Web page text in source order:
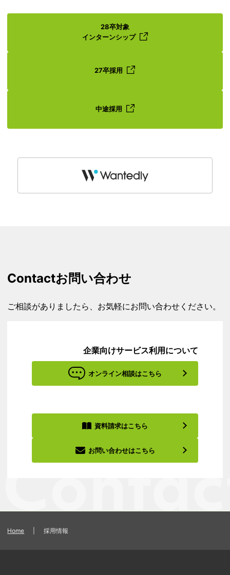
28卒対象
インターンシップ
27卒採用
中途採用
Contactお問い合わせ
ご相談がありましたら、お気軽にお問い合わせください。
企業向けサービス利用について
オンライン相談はこちら
資料請求はこちら
お問い合わせはこちら
Home 採用情報